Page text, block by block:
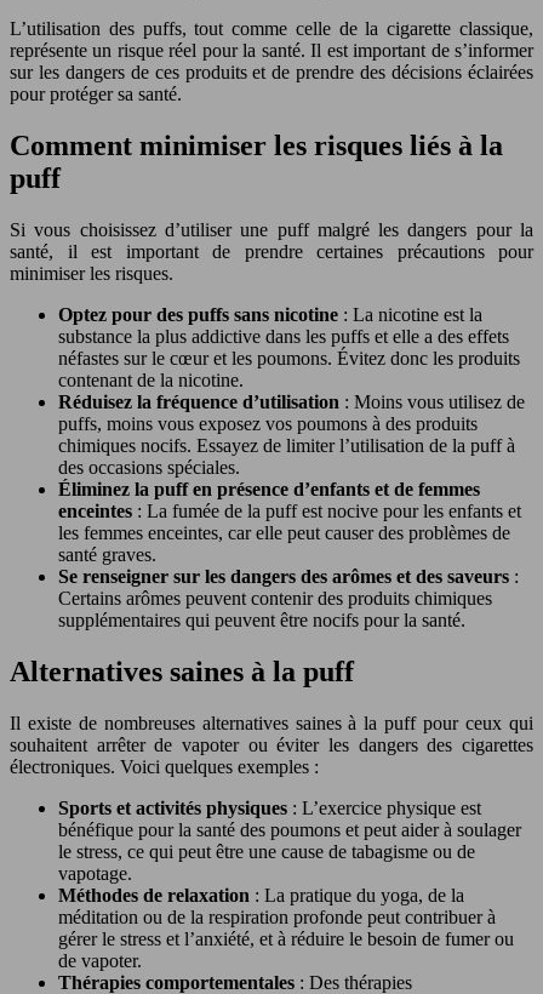
L’utilisation des puffs, tout comme celle de la cigarette classique,
représente un risque réel pour la santé. Il est important de s’informer
sur les dangers de ces produits et de prendre des décisions éclairées
pour protéger sa santé.
Comment minimiser les risques liés à la
puff
Si vous choisissez d’utiliser une puff malgré les dangers pour la
santé, il est important de prendre certaines précautions pour
minimiser les risques.
Optez pour des puffs sans nicotine : La nicotine est la
substance la plus addictive dans les puffs et elle a des effets
néfastes sur le cœur et les poumons. Évitez donc les produits
contenant de la nicotine.
Réduisez la fréquence d’utilisation : Moins vous utilisez de
puffs, moins vous exposez vos poumons à des produits
chimiques nocifs. Essayez de limiter l’utilisation de la puff à
des occasions spéciales.
Éliminez la puff en présence d’enfants et de femmes
enceintes : La fumée de la puff est nocive pour les enfants et
les femmes enceintes, car elle peut causer des problèmes de
santé graves.
Se renseigner sur les dangers des arômes et des saveurs :
Certains arômes peuvent contenir des produits chimiques
supplémentaires qui peuvent être nocifs pour la santé.
Alternatives saines à la puff
Il existe de nombreuses alternatives saines à la puff pour ceux qui
souhaitent arrêter de vapoter ou éviter les dangers des cigarettes
électroniques. Voici quelques exemples :
Sports et activités physiques : L’exercice physique est
bénéfique pour la santé des poumons et peut aider à soulager
le stress, ce qui peut être une cause de tabagisme ou de
vapotage.
Méthodes de relaxation : La pratique du yoga, de la
méditation ou de la respiration profonde peut contribuer à
gérer le stress et l’anxiété, et à réduire le besoin de fumer ou
de vapoter.
Thérapies comportementales : Des thérapies